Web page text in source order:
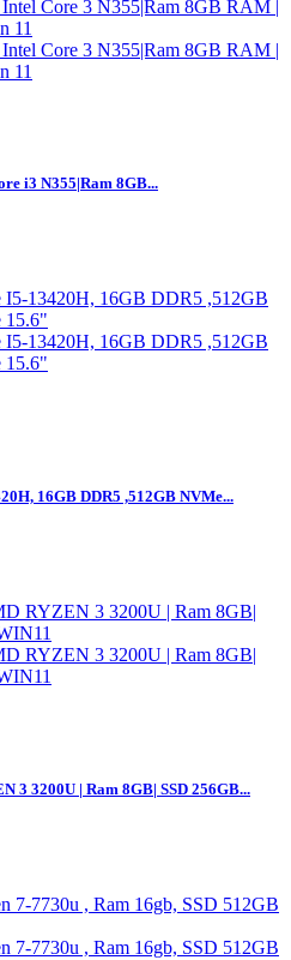
i3 N355|Ram 8GB...
16GB DDR5 ,512GB NVMe...
3 3200U | Ram 8GB| SSD 256GB...